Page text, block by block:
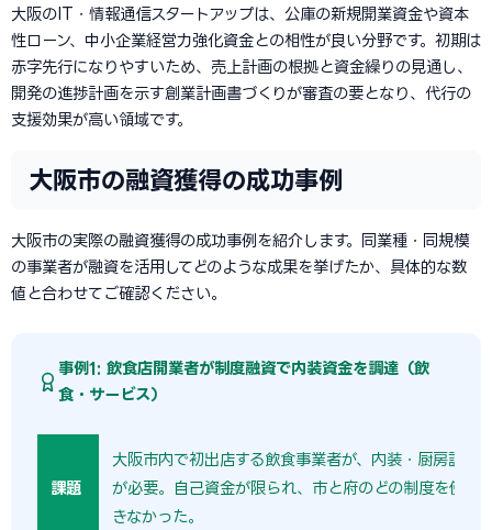
大阪のIT・情報通信スタートアップは、公庫の新規開業資金や資本
性ローン、中小企業経営力強化資金との相性が良い分野です。初期は
赤字先行になりやすいため、売上計画の根拠と資金繰りの見通し、
開発の進捗計画を示す創業計画書づくりが審査の要となり、代行の
支援効果が高い領域です。
大阪市の融資獲得の成功事例
大阪市の実際の融資獲得の成功事例を紹介します。同業種・同規模
の事業者が融資を活用してどのような成果を挙げたか、具体的な数
値と合わせてご確認ください。
事例1: 飲食店開業者が制度融資で内装資金を調達（飲
食・サービス）
課題
大阪市内で初出店する飲食事業者が、内装・厨房設備
が必要。自己資金が限られ、市と府のどの制度を使う
きなかった。